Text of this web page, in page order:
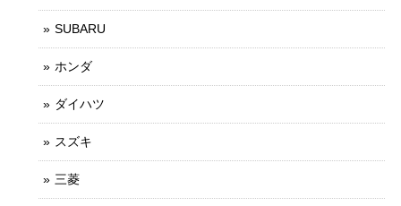
SUBARU
ホンダ
ダイハツ
スズキ
三菱